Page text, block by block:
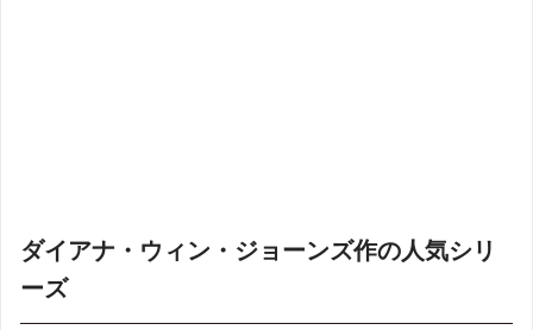
ダイアナ・ウィン・ジョーンズ作の人気シリ
ーズ